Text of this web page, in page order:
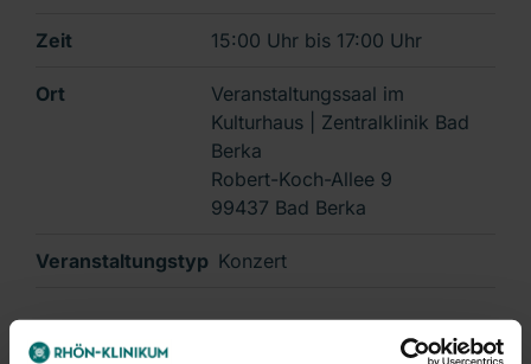
Zeit 15:00 Uhr bis 17:00 Uhr
Ort
Veranstaltungssaal im
Kulturhaus | Zentralklinik Bad
Berka
Robert-Koch-Allee 9
99437 Bad Berka
Veranstaltungstyp Konzert
Details